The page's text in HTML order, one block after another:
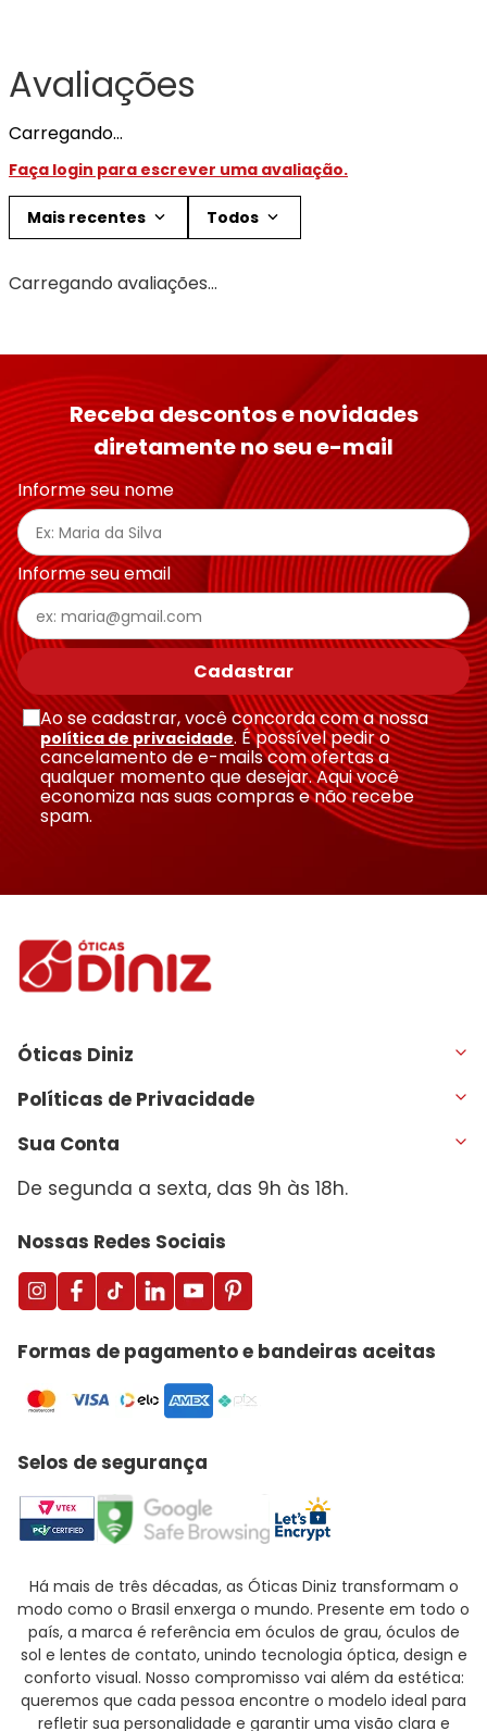
Avaliações
Carregando…
Faça login para escrever uma avaliação.
Mais recentes Todos
Carregando avaliações…
Receba descontos e novidades
diretamente no seu e-mail
Informe seu nome
Informe seu email
Cadastrar
Ao se cadastrar, você concorda com a nossa
política de privacidade. É possível pedir o
cancelamento de e-mails com ofertas a
qualquer momento que desejar. Aqui você
economiza nas suas compras e não recebe
spam.
Óticas Diniz
Políticas de Privacidade
Sua Conta
De segunda a sexta, das 9h às 18h.
Nossas Redes Sociais
Formas de pagamento e bandeiras aceitas
Selos de segurança
Há mais de três décadas, as Óticas Diniz transformam o
modo como o Brasil enxerga o mundo. Presente em todo o
país, a marca é referência em óculos de grau, óculos de
sol e lentes de contato, unindo tecnologia óptica, design e
conforto visual. Nosso compromisso vai além da estética:
queremos que cada pessoa encontre o modelo ideal para
refletir sua personalidade e garantir uma visão clara e